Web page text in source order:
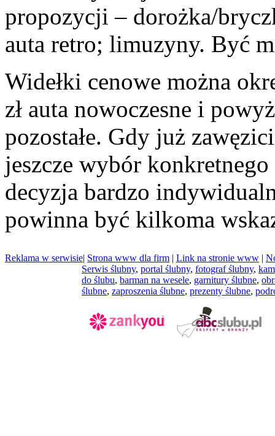
propozycji – dorożka/
auta retro; limuzyny. Być
Widełki cenowe można
zł auta nowoczesne i
pozostałe. Gdy już
jeszcze wybór
decyzja bardzo
powinna być kilkoma
Reklama w serwisie| Strona www dla firm | Link na stronie www |
Serwis ślubny, portal ślubny, fotograf ślubny,
do ślubu, barman na wesele, garnitury ślubne,
ślubne, zaproszenia ślubne, prezenty ślubne,